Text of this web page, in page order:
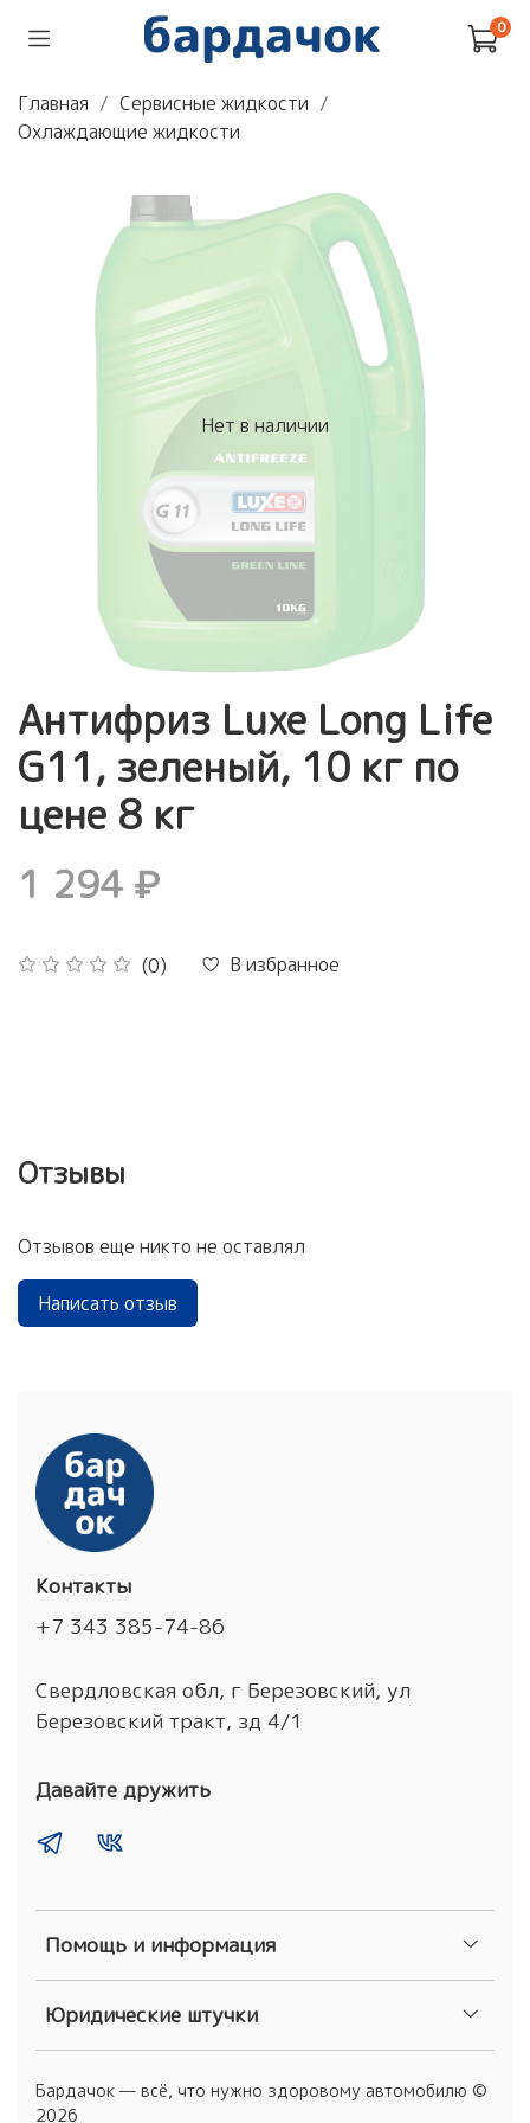
0
Главная
Сервисные жидкости
Охлаждающие жидкости
Нет в наличии
Антифриз Luxe Long Life
G11, зеленый, 10 кг по
цене 8 кг
(0) В избранное
1 294 ₽
Отзывы
Отзывов еще никто не оставлял
Написать отзыв
Помощь и информация
Юридические штучки
Контакты
+7 343 385-74-86
Свердловская обл, г Березовский, ул
Березовский тракт, зд 4/1
Давайте дружить
Бардачок — всё, что нужно здоровому автомобилю ©
2026